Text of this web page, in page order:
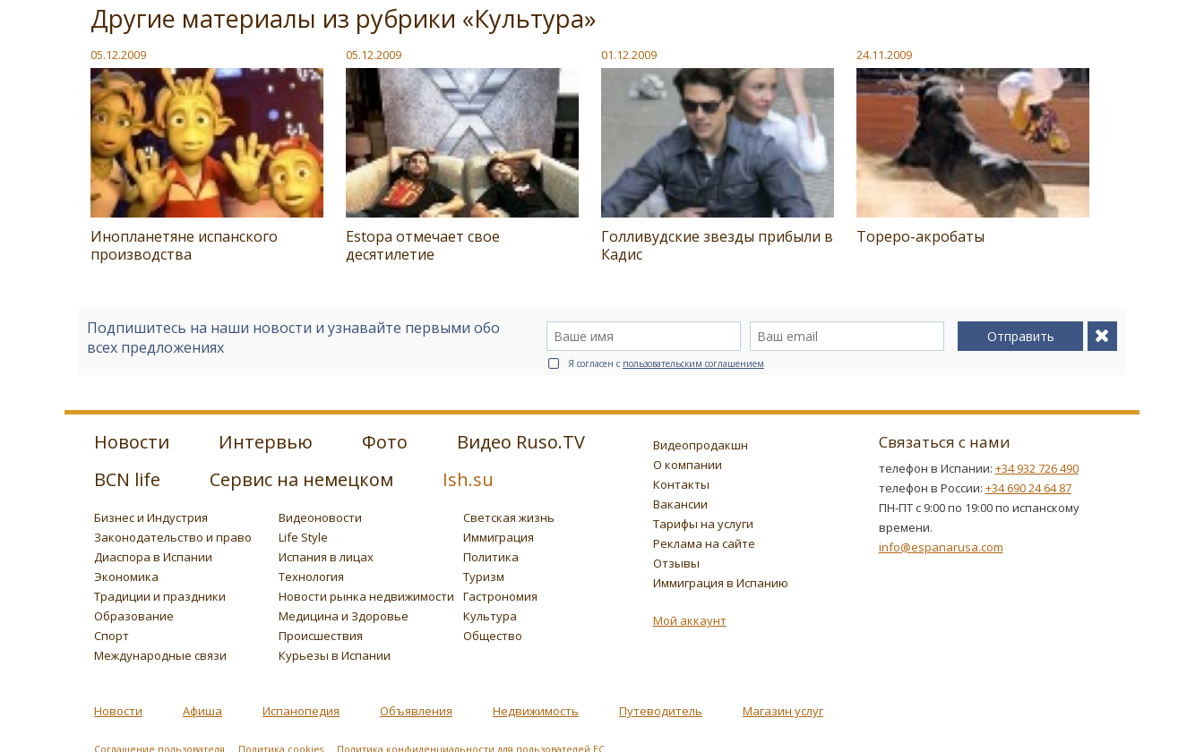
Другие материалы из рубрики «Культура»
05.12.2009
Инопланетяне испанского
производства
05.12.2009
Estopa отмечает свое
десятилетие
01.12.2009
Голливудские звезды прибыли в
Кадис
24.11.2009
Тореро-акробаты
Подпишитесь на наши новости и узнавайте первыми обо
всех предложениях
Отправить
Я согласен с пользовательским соглашением
Новости Интервью Фото
Видео Ruso.TV
BCN life
Сервис на немецком Ish.su
Бизнес и Индустрия Видеоновости
Светская жизнь
Законодательство и право
Life Style
Иммиграция
Диаспора в Испании
Испания в лицах
Политика
Экономика
Технология
Туризм
Традиции и праздники
Новости рынка недвижимости
Гастрономия
Образование
Медицина и Здоровье
Культура
Спорт
Происшествия
Общество
Международные связи
Курьезы в Испании
Видеопродакшн
О компании
Контакты
Вакансии
Тарифы на услуги
Реклама на сайте
Отзывы
Иммиграция в Испанию
Мой аккаунт
Связаться с нами
телефон в Испании: +34 932 726 490
телефон в России: +34 690 24 64 87
ПН-ПТ с 9:00 по 19:00 по испанскому
времени.
info@espanarusa.com
Новости Афиша Испанопедия Объявления Недвижимость Путеводитель Магазин услуг
Соглашение пользователя Политика cookies Политика конфиденциальности для пользователей ЕС